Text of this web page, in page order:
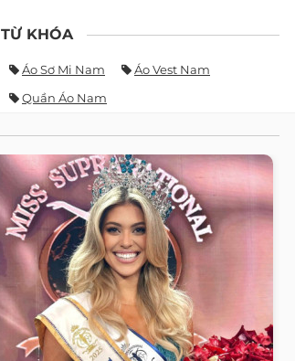
TỪ KHÓA
Áo Sơ Mi Nam
Áo Vest Nam
Quần Áo Nam